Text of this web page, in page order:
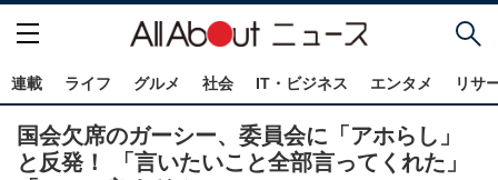
連載 ライフ グルメ 社会 IT・ビジネス エンタメ リサ
国会欠席のガーシー、委員会に「アホらし」
と反発！ 「言いたいこと全部言ってくれた」